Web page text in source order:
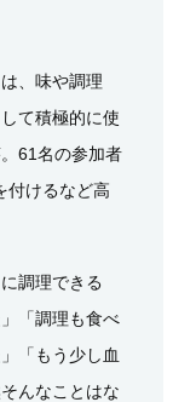
、味や調理
て積極的に使
61名の参加者
付けるなど高
調理できる
「調理も食べ
「もう少し血
んなことはな